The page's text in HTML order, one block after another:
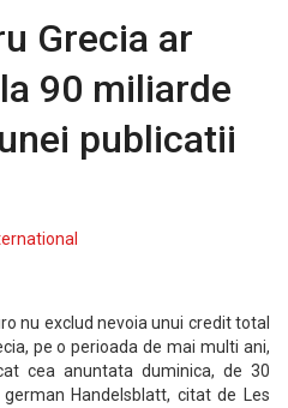
Grecia ar
90 miliarde
publicatii
nu exclud nevoia unui credit total
pe o perioada de mai multi ani,
cea anuntata duminica, de 30
Handelsblatt, citat de Les